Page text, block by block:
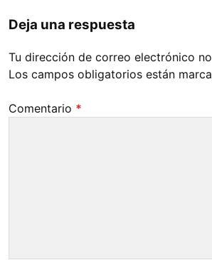
Deja una respuesta
Tu dirección de correo electrónico
Los campos obligatorios están
Comentario *